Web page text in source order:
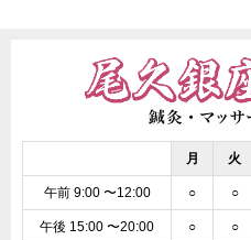
月 火
午前 9:00 〜12:00 ○ ○
午後 15:00 〜20:00 ○ ○